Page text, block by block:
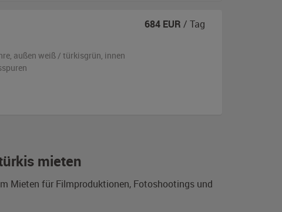
mieten
Mieten für Filmproduktionen, Fotoshootings und
außen weiß / türkisgrün, innen
684 EUR / Tag